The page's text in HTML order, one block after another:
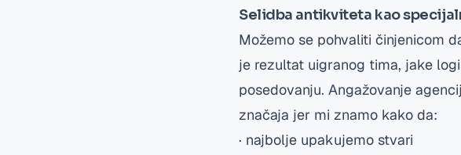
Selidba antikviteta kao
Možemo se pohvaliti činjenicom
je rezultat uigranog tima, jake
posedovanju. Angažovanje
značaja jer mi znamo kako da:
· najbolje upakujemo stvari